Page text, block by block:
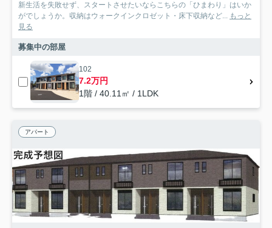
新生活を失敗せず、スタートさせたいならこちらの「ひまわり」はいか
がでしょうか。収納はウォークインクロゼット・床下収納など... もっと
見る
募集中の部屋
102
7.2万円
1階 / 40.11㎡ / 1LDK
アパート